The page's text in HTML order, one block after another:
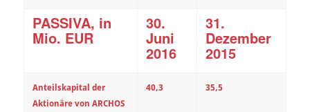
PASSIVA, in
Mio. EUR
30.
Juni
2016
31.
Dezember
2015
Anteilskapital der
Aktionäre von ARCHOS
40,3 35,5